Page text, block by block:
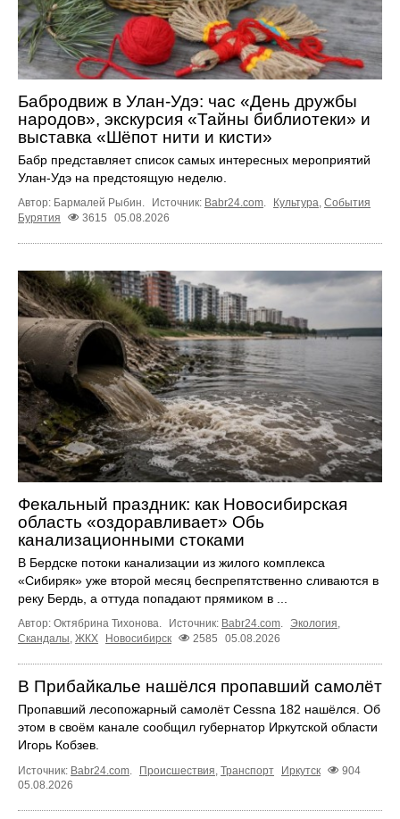
Бабродвиж в Улан-Удэ: час «День дружбы
народов», экскурсия «Тайны библиотеки» и
выставка «Шёпот нити и кисти»
Бабр представляет список самых интересных мероприятий
Улан-Удэ на предстоящую неделю.
Автор: Бармалей Рыбин. Источник: Babr24.com. Культура, События
Бурятия
3615 05.08.2026
Фекальный праздник: как Новосибирская
область «оздоравливает» Обь
канализационными стоками
В Бердске потоки канализации из жилого комплекса
«Сибиряк» уже второй месяц беспрепятственно сливаются в
реку Бердь, а оттуда попадают прямиком в ...
Автор: Октябрина Тихонова. Источник: Babr24.com. Экология,
Скандалы, ЖКХ Новосибирск 2585 05.08.2026
В Прибайкалье нашёлся пропавший самолёт
Пропавший лесопожарный самолёт Cessna 182 нашёлся. Об
этом в своём канале сообщил губернатор Иркутской области
Игорь Кобзев.
Источник: Babr24.com. Происшествия, Транспорт Иркутск
904
05.08.2026